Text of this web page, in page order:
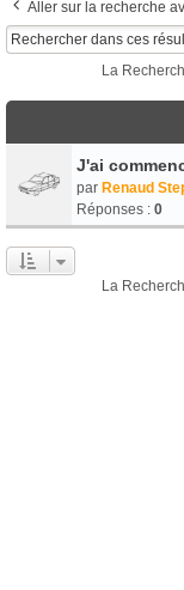
Aller sur la recherche
La
J'ai
par Renaud
Réponses : 0
La